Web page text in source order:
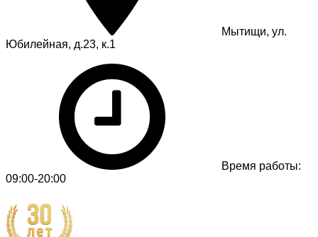
Мытищи, ул.
Юбилейная, д.23, к.1
Время работы:
09:00-20:00